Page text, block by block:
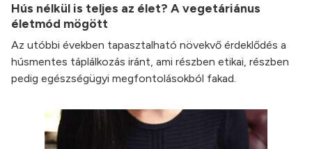
Hús nélkül is teljes az élet? A vegetáriánus
életmód mögött
Az utóbbi években tapasztalható növekvő érdeklődés a
húsmentes táplálkozás iránt, ami részben etikai, részben
pedig egészségügyi megfontolásokból fakad.